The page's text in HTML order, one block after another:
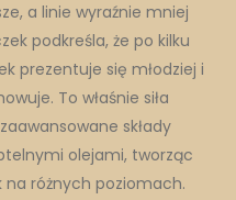
a linie wyraźnie mniej
podkreśla, że po kilku
prezentuje się młodziej i
To właśnie siła
składy
olejami, tworząc
różnych poziomach.